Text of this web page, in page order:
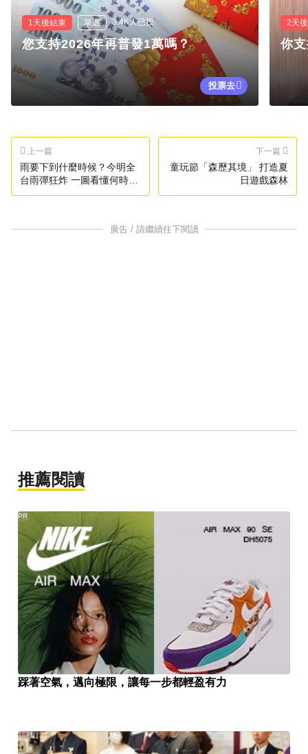
1天後結束 單選 3.4K人已投
您支持2026年再普發1萬嗎？
投票去
2天
你
上一篇
雨要下到什麼時候？今明全
台雨彈狂炸 一圖看懂何時放
晴
下一篇
童玩節「森歷其境」 打造夏
日遊戲森林
廣告 / 請繼續往下閱讀
推薦閱讀
踩著空氣，邁向極限，讓每一步都輕盈有力
PR